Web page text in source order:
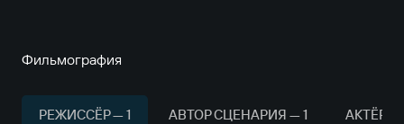
Фильмография
РЕЖИССЁР — 1 АВТОР СЦЕНАРИЯ — 1 АКТЁР —